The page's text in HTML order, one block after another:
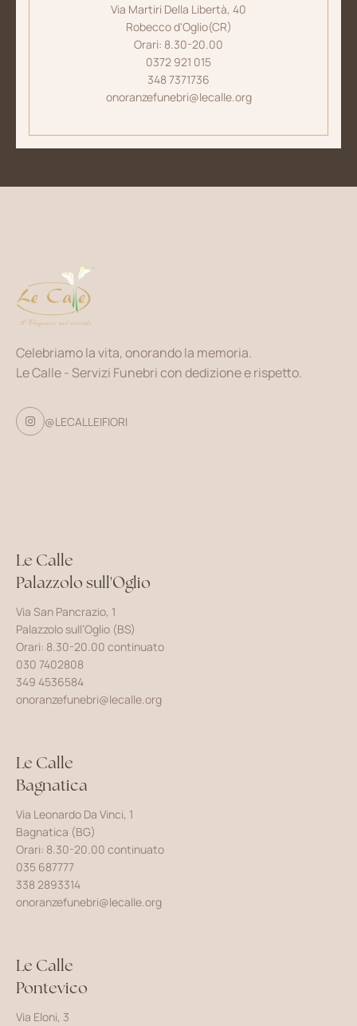
Via Martiri Della Libertà, 40
Robecco d'Oglio(CR)
Orari: 8.30-20.00
0372 921 015
348 7371736
onoranzefunebri@lecalle.org
Celebriamo la vita, onorando la memoria.
Le Calle - Servizi Funebri con dedizione e rispetto.
 @LECALLEIFIORI
Le Calle
Palazzolo sull'Oglio
Via San Pancrazio, 1
Palazzolo sull’Oglio (BS)
Orari: 8.30-20.00 continuato
030 7402808
349 4536584
onoranzefunebri@lecalle.org
Le Calle
Bagnatica
Via Leonardo Da Vinci, 1
Bagnatica (BG)
Orari: 8.30-20.00 continuato
035 687777
338 2893314
onoranzefunebri@lecalle.org
Le Calle
Pontevico
Via Eloni, 3